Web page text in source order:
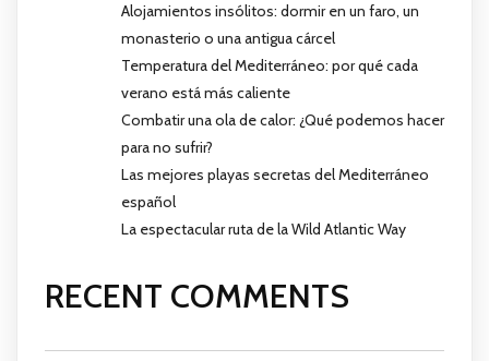
Alojamientos insólitos: dormir en un faro, un
monasterio o una antigua cárcel
Temperatura del Mediterráneo: por qué cada
verano está más caliente
Combatir una ola de calor: ¿Qué podemos hacer
para no sufrir?
Las mejores playas secretas del Mediterráneo
español
La espectacular ruta de la Wild Atlantic Way
RECENT COMMENTS